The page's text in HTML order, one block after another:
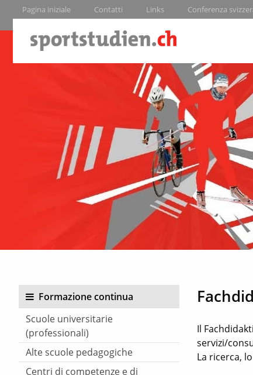
Pagina iniziale Contatti Links Conferenza
Formazione continua
Scuole universitarie
(professionali)
Alte scuole pedagogiche
Centri di competenze e di
Il
servizi/
La ricerca,